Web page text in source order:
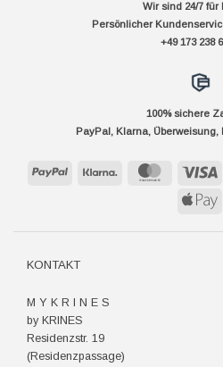
Wir sind 24/7 für
Persönlicher
+49 173 238
100% sichere
PayPal, Klarna, Überweisung,
PayPal Klarna MasterCard
KONTAKT
M Y K R I N E S
by KRINES
Residenzstr. 19
(Residenzpassage)